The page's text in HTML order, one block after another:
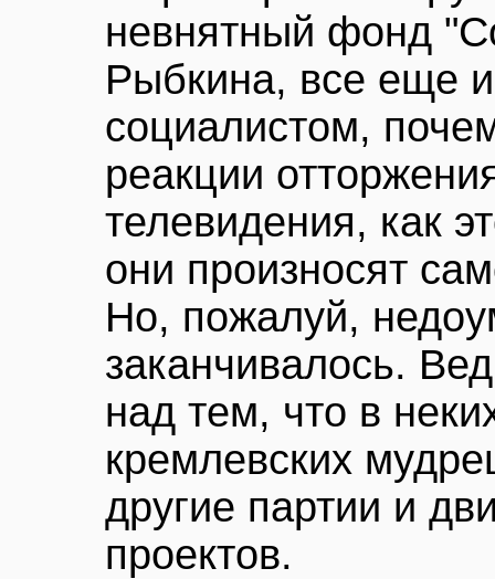
невнятный фонд
Рыбкина, все еще
социалистом,
реакции
телевидения, как
они произносят
Но, пожалуй,
заканчивалось.
над тем, что в
кремлевских
другие партии и
проектов.